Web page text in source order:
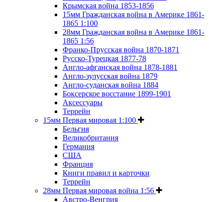
Крымская война 1853-1856
15мм Гражданская война в Америке 1861-
1865 1:100
28мм Гражданская война в Америке 1861-
1865 1:56
Франко-Прусская война 1870-1871
Русско-Турецкая 1877-78
Англо-афганская война 1878-1881
Англо-зулусская война 1879
Англо-суданская война 1884
Боксерское восстание 1899-1901
Аксессуары
Террейн
15мм Первая мировая 1:100
Бельгия
Великобритания
Германия
США
Франция
Книги правил и карточки
Террейн
28мм Первая мировая война 1:56
Австро-Венгрия